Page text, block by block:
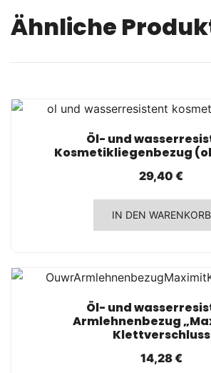
Ähnliche
SCHNELLANSICHT
Öl- und
Kosmetikliegenbezug
29,40 €
IN DEN WARENKORB
SCHNELLANSICHT
Öl- und
Armlehnenbezug
Klettverschluss
14,28€